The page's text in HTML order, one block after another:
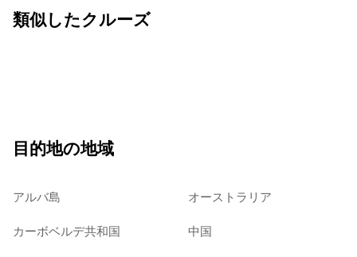
類似したクルーズ
目的地の地域
アルバ島 オーストラリア
カーボベルデ共和国 中国